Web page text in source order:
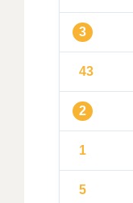
3
43
2
1
5